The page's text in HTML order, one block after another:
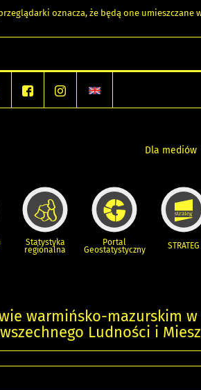
oznacza, że będą one
Dla mediów
Statystyka
regionalna
Portal
Geostatystyczny STRATEG
warmińsko-mazurskim
Ludności i